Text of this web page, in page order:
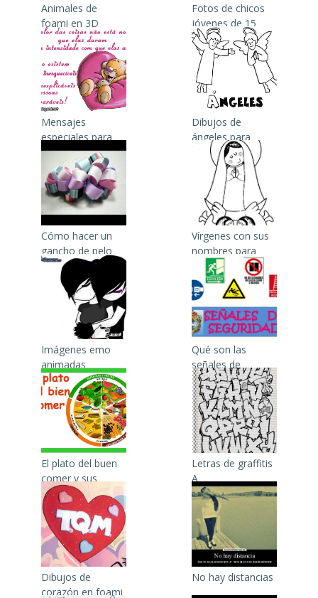
Animales de
foami en 3D
Fotos de chicos
jóvenes de 15
años para
Facebook
Mensajes
especiales para
amigos
Dibujos de
ángeles para
colorear de
primera comunión
Cómo hacer un
gancho de pelo
Vírgenes con sus
nombres para
colorear
Imágenes emo
animadas
Qué son las
señales de
seguridad
El plato del buen
comer y sus
aportaciones
Letras de graffitis
A
Dibujos de
corazón en foami
No hay distancias